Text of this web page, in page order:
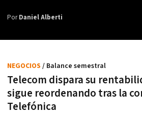
PorDaniel Alberti
Telecom dispara su
sigue reordenando tras la
Telefónica
NEGOCIOS / Balance semestral